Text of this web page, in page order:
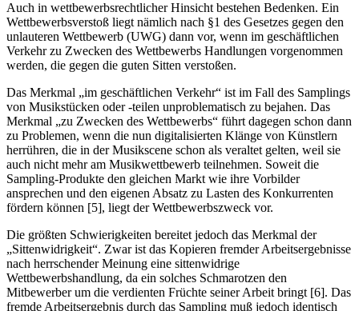
Auch in wettbewerbsrechtlicher Hinsicht bestehen Bedenken. Ein
Wettbewerbsverstoß liegt nämlich nach §1 des Gesetzes gegen den
unlauteren Wettbewerb (UWG) dann vor, wenn im geschäftlichen
Verkehr zu Zwecken des Wettbewerbs Handlungen vorgenommen
werden, die gegen die guten Sitten verstoßen.
Das Merkmal „im geschäftlichen Verkehr“ ist im Fall des Samplings
von Musikstücken oder -teilen unproblematisch zu bejahen. Das
Merkmal „zu Zwecken des Wettbewerbs“ führt dagegen schon dann
zu Problemen, wenn die nun digitalisierten Klänge von Künstlern
herrühren, die in der Musikscene schon als veraltet gelten, weil sie
auch nicht mehr am Musikwettbewerb teilnehmen. Soweit die
Sampling-Produkte den gleichen Markt wie ihre Vorbilder
ansprechen und den eigenen Absatz zu Lasten des Konkurrenten
fördern können [5], liegt der Wettbewerbszweck vor.
Die größten Schwierigkeiten bereitet jedoch das Merkmal der
„Sittenwidrigkeit“. Zwar ist das Kopieren fremder Arbeitsergebnisse
nach herrschender Meinung eine sittenwidrige
Wettbewerbshandlung, da ein solches Schmarotzen den
Mitbewerber um die verdienten Früchte seiner Arbeit bringt [6]. Das
fremde Arbeitsergebnis durch das Sampling muß jedoch identisch